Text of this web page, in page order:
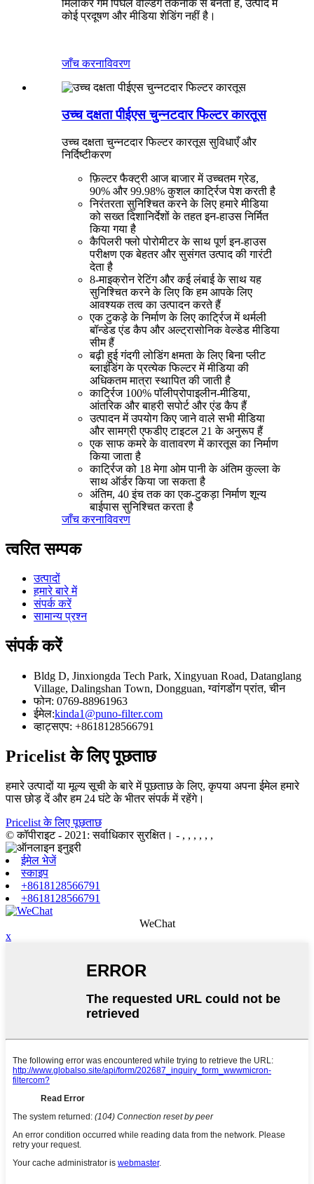
मिलाकर गर्म पिघल वेल्डिंग तकनीक से बनता है, उत्पाद में
कोई प्रदूषण और मीडिया शेडिंग नहीं है।
जाँच करनाविवरण
उच्च दक्षता पीईएस चुन्नटदार फिल्टर कारतूस
उच्च दक्षता चुन्नटदार फिल्टर कारतूस सुविधाएँ और
निर्दिष्टीकरण
फ़िल्टर फैक्ट्री आज बाजार में उच्चतम ग्रेड,
90% और 99.98% कुशल कार्ट्रिज पेश करती है
निरंतरता सुनिश्चित करने के लिए हमारे मीडिया
को सख्त दिशानिर्देशों के तहत इन-हाउस निर्मित
किया गया है
कैपिलरी फ्लो पोरोमीटर के साथ पूर्ण इन-हाउस
परीक्षण एक बेहतर और सुसंगत उत्पाद की गारंटी
देता है
8-माइक्रोन रेटिंग और कई लंबाई के साथ यह
सुनिश्चित करने के लिए कि हम आपके लिए
आवश्यक तत्व का उत्पादन करते हैं
एक टुकड़े के निर्माण के लिए कार्ट्रिज में थर्मली
बॉन्डेड एंड कैप और अल्ट्रासोनिक वेल्डेड मीडिया
सीम हैं
बढ़ी हुई गंदगी लोडिंग क्षमता के लिए बिना प्लीट
ब्लाइंडिंग के प्रत्येक फिल्टर में मीडिया की
अधिकतम मात्रा स्थापित की जाती है
कार्ट्रिज 100% पॉलीप्रोपाइलीन-मीडिया,
आंतरिक और बाहरी सपोर्ट और एंड कैप हैं
उत्पादन में उपयोग किए जाने वाले सभी मीडिया
और सामग्री एफडीए टाइटल 21 के अनुरूप हैं
एक साफ कमरे के वातावरण में कारतूस का निर्माण
किया जाता है
कार्ट्रिज को 18 मेगा ओम पानी के अंतिम कुल्ला के
साथ ऑर्डर किया जा सकता है
अंतिम, 40 इंच तक का एक-टुकड़ा निर्माण शून्य
बाईपास सुनिश्चित करता है
जाँच करनाविवरण
त्वरित सम्पक
उत्पादों
हमारे बारे में
संपर्क करें
सामान्य प्रश्न
संपर्क करें
Bldg D, Jinxiongda Tech Park, Xingyuan Road, Datanglang
Village, Dalingshan Town, Dongguan, ग्वांगडोंग प्रांत, चीन
फोन: 0769-88961963
ईमेल:kinda1@puno-filter.com
व्हाट्सएप: +8618128566791
Pricelist के लिए पूछताछ
हमारे उत्पादों या मूल्य सूची के बारे में पूछताछ के लिए, कृपया अपना ईमेल हमारे
पास छोड़ दें और हम 24 घंटे के भीतर संपर्क में रहेंगे।
Pricelist के लिए पूछताछ
© कॉपीराइट - 2021: सर्वाधिकार सुरक्षित। - , , , , , ,
ईमेल भेजें
स्काइप
+8618128566791
+8618128566791
WeChat
x